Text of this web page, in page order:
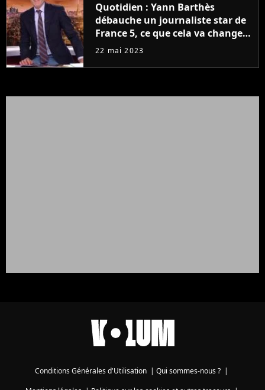
Quotidien : Yann Barthès
débauche un journaliste star de
France 5, ce que cela va changer
à la rentrée
22 mai 2023
Conditions Générales d'Utilisation | Qui sommes-nous ? |